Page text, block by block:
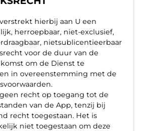
hierbij aan U een
herroepbaar, niet-exclusief,
nietsublicentieerbaar
voor de duur van de
om de Dienst te
in overeenstemming met de
recht op toegang tot de
van de App, tenzij bij
recht toegestaan. Het is
niet toegestaan om deze